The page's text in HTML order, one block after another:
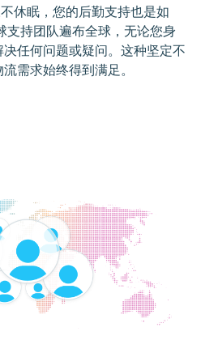
休眠，您的后勤支持也是如
持团队遍布全球，无论您身
任何问题或疑问。这种坚定不
需求始终得到满足。